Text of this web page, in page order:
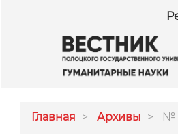
Главная Архивы №